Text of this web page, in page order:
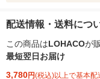
配送情報・送料につ
この商品はLOHACOが
最短翌日お届け
3,780円(税込)以上で基本配